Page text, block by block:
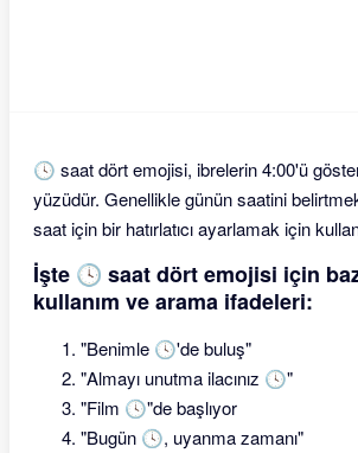
🕓 saat dört emojisi, ibrelerin 4:00'ü
yüzüdür. Genellikle günün saatini
saat için bir hatırlatıcı ayarlamak için
İşte 🕓 saat dört emojisi için
kullanım ve arama ifadeleri:
"Benimle 🕓'de buluş"
"Almayı unutma ilacınız 🕓"
"Film 🕓"de başlıyor
"Bugün 🕓, uyanma zamanı"